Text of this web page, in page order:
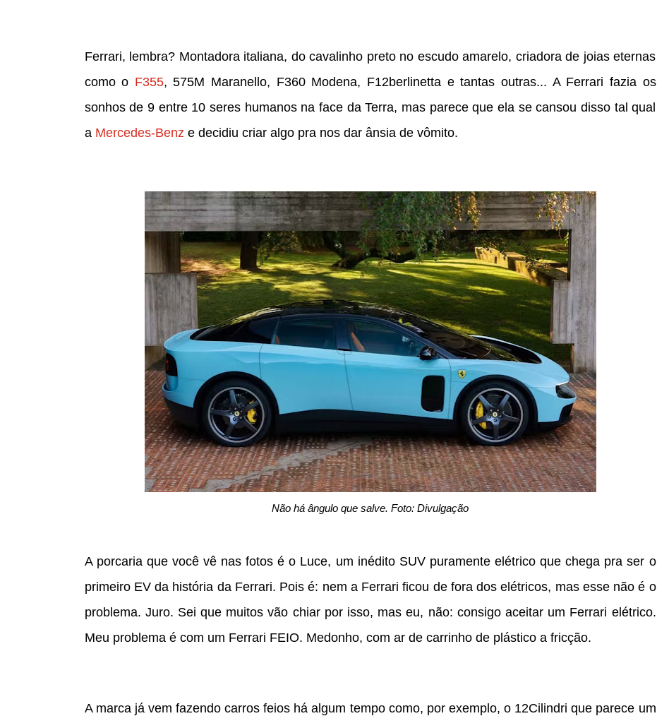
Ferrari, lembra? Montadora italiana, do cavalinho preto no escudo amarelo, criadora de joias eternas
como o F355, 575M Maranello, F360 Modena, F12berlinetta e tantas outras... A Ferrari fazia os
sonhos de 9 entre 10 seres humanos na face da Terra, mas parece que ela se cansou disso tal qual
a Mercedes-Benz e decidiu criar algo pra nos dar ânsia de vômito.
Não há ângulo que salve. Foto: Divulgação
A porcaria que você vê nas fotos é o Luce, um inédito SUV puramente elétrico que chega pra ser o
primeiro EV da história da Ferrari. Pois é: nem a Ferrari ficou de fora dos elétricos, mas esse não é o
problema. Juro. Sei que muitos vão chiar por isso, mas eu, não: consigo aceitar um Ferrari elétrico.
Meu problema é com um Ferrari FEIO. Medonho, com ar de carrinho de plástico a fricção.
A marca já vem fazendo carros feios há algum tempo como, por exemplo, o 12Cilindri que parece um